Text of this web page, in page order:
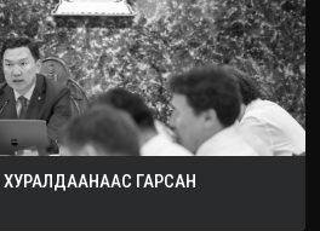
ХУРАЛДААНААС ГАРСАН